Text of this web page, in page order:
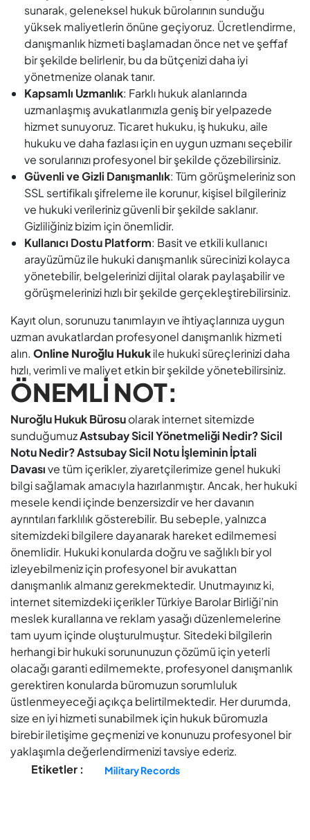
sunarak, geleneksel hukuk bürolarının sunduğu
yüksek maliyetlerin önüne geçiyoruz. Ücretlendirme,
danışmanlık hizmeti başlamadan önce net ve şeffaf
bir şekilde belirlenir, bu da bütçenizi daha iyi
yönetmenize olanak tanır.
Kapsamlı Uzmanlık: Farklı hukuk alanlarında
uzmanlaşmış avukatlarımızla geniş bir yelpazede
hizmet sunuyoruz. Ticaret hukuku, iş hukuku, aile
hukuku ve daha fazlası için en uygun uzmanı seçebilir
ve sorularınızı profesyonel bir şekilde çözebilirsiniz.
Güvenli ve Gizli Danışmanlık: Tüm görüşmeleriniz son
SSL sertifikalı şifreleme ile korunur, kişisel bilgileriniz
ve hukuki verileriniz güvenli bir şekilde saklanır.
Gizliliğiniz bizim için önemlidir.
Kullanıcı Dostu Platform: Basit ve etkili kullanıcı
arayüzümüz ile hukuki danışmanlık sürecinizi kolayca
yönetebilir, belgelerinizi dijital olarak paylaşabilir ve
görüşmelerinizi hızlı bir şekilde gerçekleştirebilirsiniz.
Kayıt olun, sorunuzu tanımlayın ve ihtiyaçlarınıza uygun
uzman avukatlardan profesyonel danışmanlık hizmeti
alın. Online Nuroğlu Hukukile hukuki süreçlerinizi daha
hızlı, verimli ve maliyet etkin bir şekilde yönetebilirsiniz.
ÖNEMLİ NOT:
Nuroğlu Hukuk Bürosuolarak internet sitemizde
sunduğumuzAstsubay Sicil Yönetmeliği Nedir? Sicil
Notu Nedir? Astsubay Sicil Notu İşleminin İptali
Davasıve tüm içerikler, ziyaretçilerimize genel hukuki
bilgi sağlamak amacıyla hazırlanmıştır. Ancak, her hukuki
mesele kendi içinde benzersizdir ve her davanın
ayrıntıları farklılık gösterebilir. Bu sebeple, yalnızca
sitemizdeki bilgilere dayanarak hareket edilmemesi
önemlidir. Hukuki konularda doğru ve sağlıklı bir yol
izleyebilmeniz için profesyonel bir avukattan
danışmanlık almanız gerekmektedir. Unutmayınız ki,
internet sitemizdeki içerikler Türkiye Barolar Birliği’nin
meslek kurallarına ve reklam yasağı düzenlemelerine
tam uyum içinde oluşturulmuştur. Sitedeki bilgilerin
herhangi bir hukuki sorununuzun çözümü için yeterli
olacağı garanti edilmemekte, profesyonel danışmanlık
gerektiren konularda büromuzun sorumluluk
üstlenmeyeceği açıkça belirtilmektedir. Her durumda,
size en iyi hizmeti sunabilmek için hukuk büromuzla
birebir iletişime geçmenizi ve konunuzu profesyonel bir
yaklaşımla değerlendirmenizi tavsiye ederiz.
Etiketler :
Military Records